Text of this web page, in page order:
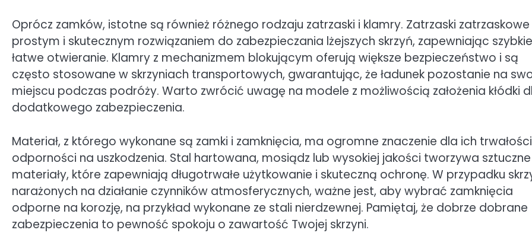
Oprócz zamków, istotne są również różnego rodzaju zatrzaski i klamry. Zatrzaski
prostym i skutecznym rozwiązaniem do zabezpieczania lżejszych skrzyń, zapewniając
łatwe otwieranie. Klamry z mechanizmem blokującym oferują większe bezpieczeństwo i są
często stosowane w skrzyniach transportowych, gwarantując, że ładunek pozostanie na
miejscu podczas podróży. Warto zwrócić uwagę na modele z możliwością założenia kłódki
dodatkowego zabezpieczenia.
Materiał, z którego wykonane są zamki i zamknięcia, ma ogromne znaczenie dla ich
odporności na uszkodzenia. Stal hartowana, mosiądz lub wysokiej jakości tworzywa
materiały, które zapewniają długotrwałe użytkowanie i skuteczną ochronę. W przypadku
narażonych na działanie czynników atmosferycznych, ważne jest, aby wybrać zamknięcia
odporne na korozję, na przykład wykonane ze stali nierdzewnej. Pamiętaj, że dobrze dobrane
zabezpieczenia to pewność spokoju o zawartość Twojej skrzyni.